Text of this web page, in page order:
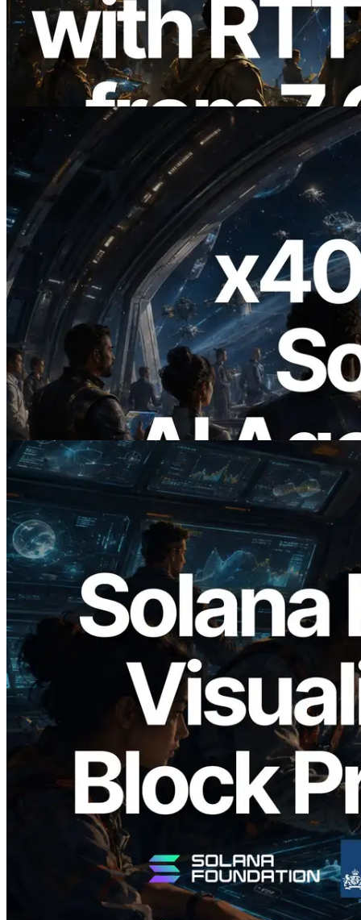
Solana con medición de ping desde 7
regiones globales — También se lanza la
Validators Information API
Leer este artículo
2026.07.04
ERPC lanza Solana RPC compatible con
x402 — La era en la que los agentes de IA
pagan bajo demanda por las API que
necesitan
Leer este artículo
2026.05.24
Validators Solutions lanza el Solana Block
Analyzer — Visualización del tiempo de
producción de bloque por slot y del
Validador asignado
Leer este artículo